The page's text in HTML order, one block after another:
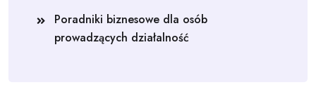
Poradniki biznesowe dla osób
prowadzących działalność